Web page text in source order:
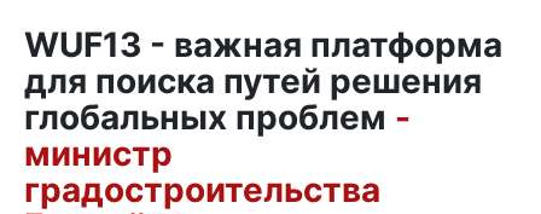
WUF13 - важная платформа
для поиска путей решения
глобальных проблем -
министр
градостроительства